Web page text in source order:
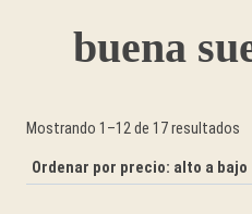
buena
Mostrando 1–12 de 17 resultados
por